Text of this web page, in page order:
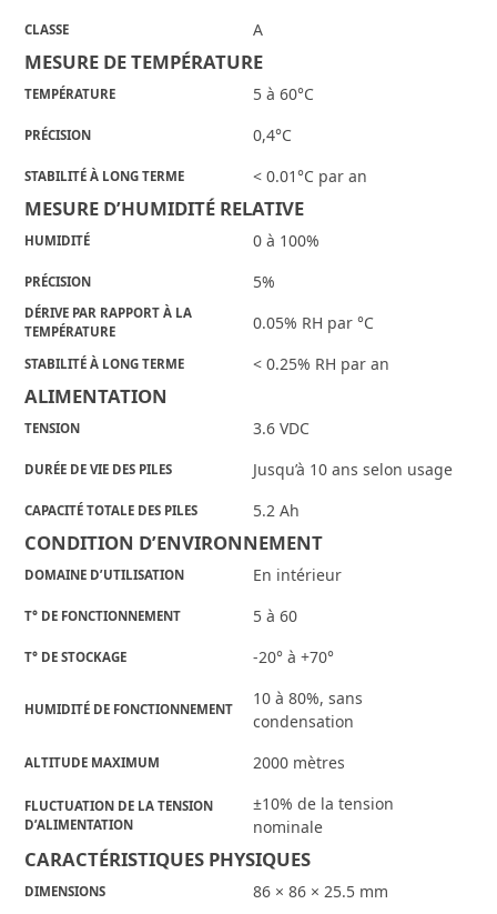
CLASSE A
MESURE DE TEMPÉRATURE
TEMPÉRATURE 5 à 60°C
PRÉCISION 0,4°C
STABILITÉ À LONG TERME < 0.01°C par an
MESURE D’HUMIDITÉ RELATIVE
HUMIDITÉ 0 à 100%
PRÉCISION 5%
DÉRIVE PAR RAPPORT À LA
TEMPÉRATURE
0.05% RH par °C
STABILITÉ À LONG TERME < 0.25% RH par an
ALIMENTATION
TENSION 3.6 VDC
DURÉE DE VIE DES PILES Jusqu’à 10 ans selon usage
CAPACITÉ TOTALE DES PILES 5.2 Ah
CONDITION D’ENVIRONNEMENT
DOMAINE D’UTILISATION En intérieur
T° DE FONCTIONNEMENT 5 à 60
T° DE STOCKAGE -20° à +70°
HUMIDITÉ DE FONCTIONNEMENT
10 à 80%, sans
condensation
ALTITUDE MAXIMUM 2000 mètres
FLUCTUATION DE LA TENSION
D’ALIMENTATION
±10% de la tension
nominale
CARACTÉRISTIQUES PHYSIQUES
DIMENSIONS 86 × 86 × 25.5 mm